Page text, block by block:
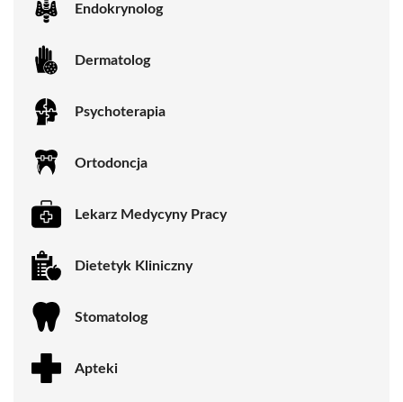
Endokrynolog
Dermatolog
Psychoterapia
Ortodoncja
Lekarz Medycyny Pracy
Dietetyk Kliniczny
Stomatolog
Apteki